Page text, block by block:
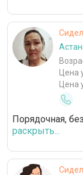
Цена
Цена
Порядочная,
раскрыть...